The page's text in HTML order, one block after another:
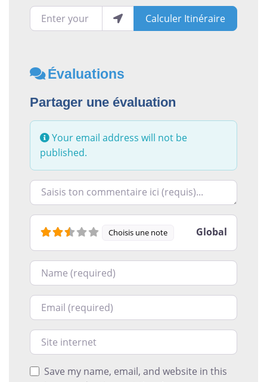
Enter your location Calculer Itinéraire
Évaluations
Partager une évaluation
Your email address will not be
published.
Racontez-nous ce que vous avez le plus et le
Choisis une note Global
Nom
Courriel
Site internet
Save my name, email, and website in this